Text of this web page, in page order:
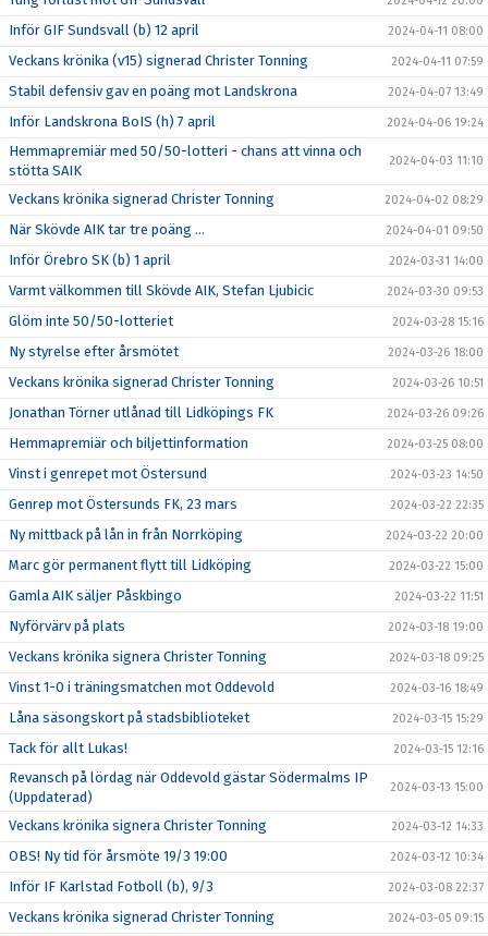
Inför GIF Sundsvall (b) 12 april 2024-04-11 08:00
Veckans krönika (v15) signerad Christer Tonning 2024-04-11 07:59
Stabil defensiv gav en poäng mot Landskrona 2024-04-07 13:49
Inför Landskrona BoIS (h) 7 april 2024-04-06 19:24
Hemmapremiär med 50/50-lotteri - chans att vinna och
stötta SAIK
2024-04-03 11:10
Veckans krönika signerad Christer Tonning 2024-04-02 08:29
När Skövde AIK tar tre poäng ... 2024-04-01 09:50
Inför Örebro SK (b) 1 april 2024-03-31 14:00
Varmt välkommen till Skövde AIK, Stefan Ljubicic 2024-03-30 09:53
Glöm inte 50/50-lotteriet 2024-03-28 15:16
Ny styrelse efter årsmötet 2024-03-26 18:00
Veckans krönika signerad Christer Tonning 2024-03-26 10:51
Jonathan Törner utlånad till Lidköpings FK 2024-03-26 09:26
Hemmapremiär och biljettinformation 2024-03-25 08:00
Vinst i genrepet mot Östersund 2024-03-23 14:50
Genrep mot Östersunds FK, 23 mars 2024-03-22 22:35
Ny mittback på lån in från Norrköping 2024-03-22 20:00
Marc gör permanent flytt till Lidköping 2024-03-22 15:00
Gamla AIK säljer Påskbingo 2024-03-22 11:51
Nyförvärv på plats 2024-03-18 19:00
Veckans krönika signera Christer Tonning 2024-03-18 09:25
Vinst 1-0 i träningsmatchen mot Oddevold 2024-03-16 18:49
Låna säsongskort på stadsbiblioteket 2024-03-15 15:29
Tack för allt Lukas! 2024-03-15 12:16
Revansch på lördag när Oddevold gästar Södermalms IP
(Uppdaterad)
2024-03-13 15:00
Veckans krönika signera Christer Tonning 2024-03-12 14:33
OBS! Ny tid för årsmöte 19/3 19:00 2024-03-12 10:34
Inför IF Karlstad Fotboll (b), 9/3 2024-03-08 22:37
Veckans krönika signerad Christer Tonning 2024-03-05 09:15